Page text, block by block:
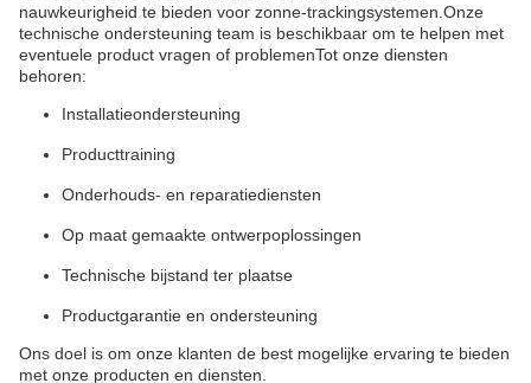
nauwkeurigheid te bieden voor zonne-trackingsystemen.Onze
technische ondersteuning team is beschikbaar om te helpen met
eventuele product vragen of problemenTot onze diensten
behoren:
Installatieondersteuning
Producttraining
Onderhouds- en reparatiediensten
Op maat gemaakte ontwerpoplossingen
Technische bijstand ter plaatse
Productgarantie en ondersteuning
Ons doel is om onze klanten de best mogelijke ervaring te bieden
met onze producten en diensten.